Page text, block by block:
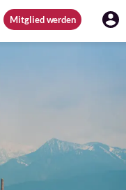
Mitglied werden